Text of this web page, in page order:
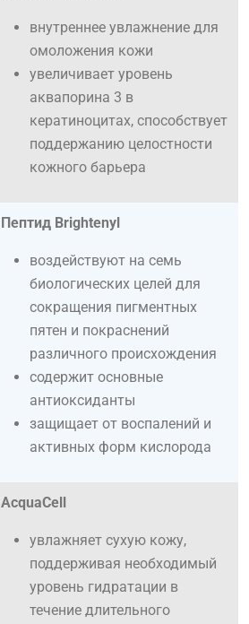
внутреннее увлажнение для
омоложения кожи
увеличивает уровень
аквапорина 3 в
кератиноцитах, способствует
поддержанию целостности
кожного барьера
Пептид Brightenyl
воздействуют на семь
биологических целей для
сокращения пигментных
пятен и покраснений
различного происхождения
содержит основные
антиоксиданты
защищает от воспалений и
активных форм кислорода
AcquaCell
увлажняет сухую кожу,
поддерживая необходимый
уровень гидратации в
течение длительного